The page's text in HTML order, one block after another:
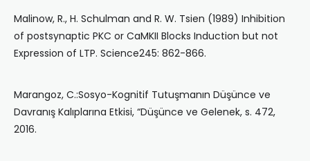
Malinow, R., H. Schulman and R. W. Tsien (1989) Inhibition
of postsynaptic PKC or CaMKII Blocks Induction but not
Expression of LTP. Science245: 862-866.
Marangoz, C.:Sosyo-Kognitif Tutuşmanın Düşünce ve
Davranış Kalıplarına Etkisi, “Düşünce ve Gelenek, s. 472,
2016.